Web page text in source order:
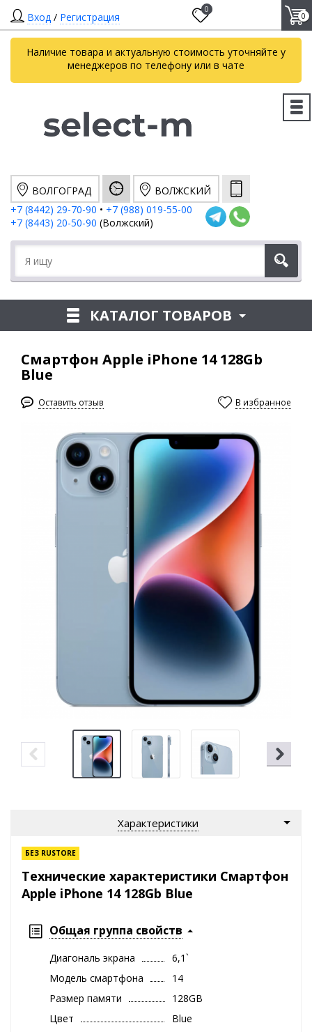
Вход / Регистрация
0
0
Наличие товара и актуальную стоимость уточняйте у
менеджеров по телефону или в чате
ВОЛГОГРАД
ВОЛЖСКИЙ
+7 (8442) 29-70-90 • +7 (988) 019-55-00
+7 (8443) 20-50-90 (Волжский)
КАТАЛОГ ТОВАРОВ
Смартфон Apple iPhone 14 128Gb
Blue
Оставить отзыв В избранное
Характеристики
БЕЗ RUSTORE
Технические характеристики Смартфон
Apple iPhone 14 128Gb Blue
Общая группа свойств
Диагональ экрана
6,1`
Модель смартфона
14
Размер памяти
128GB
Цвет
Blue